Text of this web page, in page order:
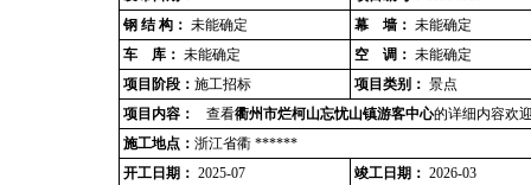
钢 结 构： 未能确定 幕 墙： 未能确定
车 库： 未能确定 空 调： 未能确定
项目阶段： 施工招标 项目类别： 景点
项目内容：
查看衢州市烂柯山忘忧山镇游客中心的详细内容欢
施工地点： 浙江省衢 ******
开工日期： 2025-07 竣工日期： 2026-03